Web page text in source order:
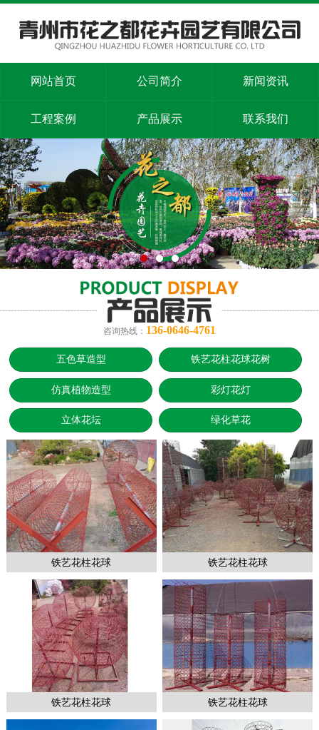
网站首页 公司简介 新闻资讯
工程案例 产品展示 联系我们
咨询热线： 136-0646-4761
五色草造型 铁艺花柱花球花树
仿真植物造型 彩灯花灯
立体花坛 绿化草花
铁艺花柱花球 铁艺花柱花球
铁艺花柱花球 铁艺花柱花球